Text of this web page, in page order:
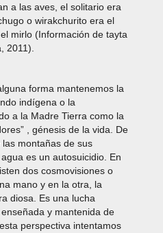
a las aves, el solitario era
o wirakchurito era el
mirlo (Información de tayta
2011).
forma mantenemos la
indígena o la
a la Madre Tierra como la
, génesis de la vida. De
montañas de sus
es un autosuicidio. En
dos cosmovisiones o
mano y en la otra, la
diosa. Es una lucha
y mantenida de
perspectiva intentamos